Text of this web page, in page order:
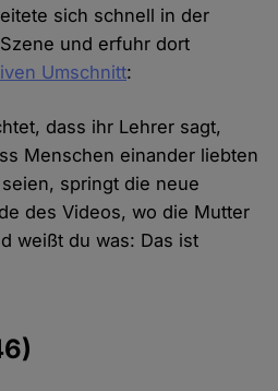
sich schnell in der
und erfuhr dort
Umschnitt:
dass ihr Lehrer sagt,
Menschen einander liebten
springt die neue
des Videos, wo die Mutter
weißt du was: Das ist